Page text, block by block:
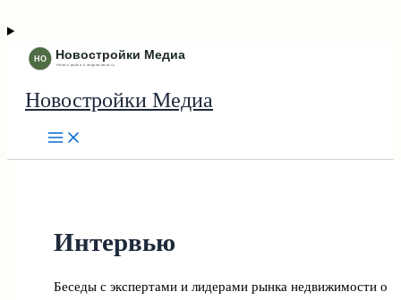
Новостройки Медиа
Интервью
Беседы с экспертами и лидерами рынка недвижимости о